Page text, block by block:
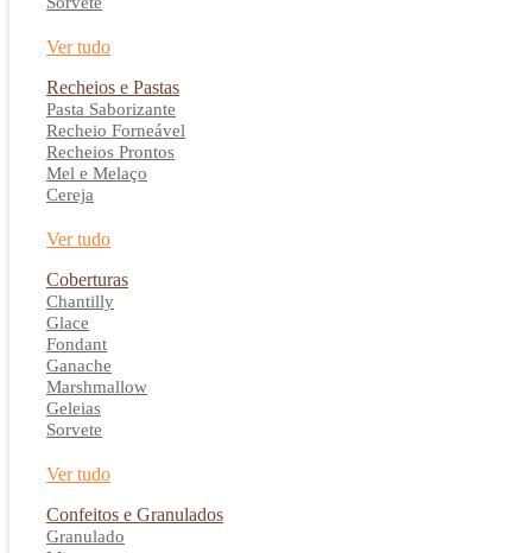
Ver tudo
Recheios e Pastas
Pasta Saborizante
Recheio Forneável
Recheios Prontos
Mel e Melaço
Cereja
Ver tudo
Coberturas
Chantilly
Glace
Fondant
Ganache
Marshmallow
Geleias
Sorvete
Ver tudo
Confeitos e Granulados
Granulado